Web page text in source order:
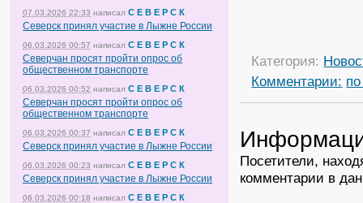
07.03.2026 22:33 написал С Е В Е Р С К
Северск принял участие в Лыжне России
06.03.2026 00:57 написал С Е В Е Р С К
Северчан просят пройти опрос об
общественном транспорте
06.03.2026 00:52 написал С Е В Е Р С К
Северчан просят пройти опрос об
общественном транспорте
06.03.2026 00:37 написал С Е В Е Р С К
Северск принял участие в Лыжне России
06.03.2026 00:23 написал С Е В Е Р С К
Северск принял участие в Лыжне России
06.03.2026 00:18 написал С Е В Е Р С К
Категория:
Комментарии:
Посетители,
комментарии в